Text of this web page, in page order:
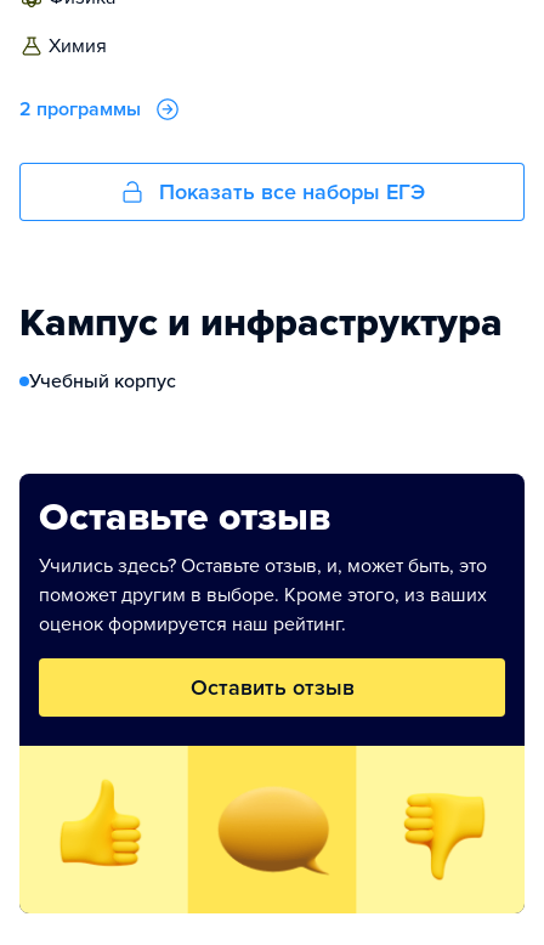
химия
2 программы
Показать все наборы ЕГЭ
Кампус и инфраструктура
Учебный корпус
Оставьте отзыв
Учились здесь? Оставьте отзыв, и, может быть, это
поможет другим в выборе. Кроме этого, из ваших
оценок формируется наш рейтинг.
Оставить отзыв